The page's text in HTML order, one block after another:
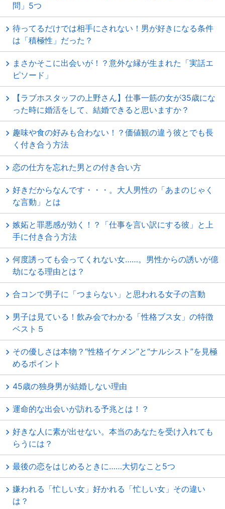
問」5つ
待ってるだけでは相手にされない！男が好きになる条件
は「積極性」だった？
まさかそこに出会いが！？意外な縁が生まれた「実話エ
ピソード」
【ラブホスタッフの上野さん】仕事一筋の女が35歳にな
った時に婚活をして、結婚できると思いますか？
趣味や食の好みも合わない！？価値観の違う彼とでも長
く付き合う方法
恋の仕方を忘れた男との付き合い方
好きだからなんです・・・。大人男性の「あまのじゃく
な言動」とは
嫉妬と罪悪感が効く！？「仕事を言い訳にする彼」と上
手に付き合う方法
何度誘っても会ってくれない女……。男性からの誘いが億
劫になる理由とは？
合コンで男子に「つまらない」と思われる女子の言動
男子は見ている！飲み会でわかる「性格ブス女」の特徴
ベスト５
その優しさは本物？“性格イケメン”と“ナルシスト”を見極
めるポイント
45歳の独身男が結婚しない理由
運命的な出会いが訪れる予兆とは！？
好きな人に素が出せない。本当のあなたを受け入れても
らうには？
最後の恋をはじめるときに……大切なこと5つ
嫌われる「忙しい女」好かれる「忙しい女」その違い
は？